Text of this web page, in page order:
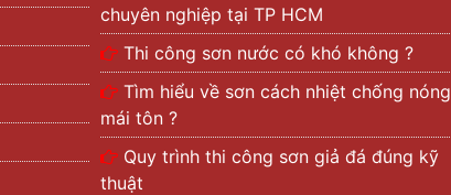
chuyên nghiệp tại TP HCM
Thi công sơn nước có khó không ?
Tìm hiểu về sơn cách nhiệt chống nóng
mái tôn ?
Quy trình thi công sơn giả đá đúng kỹ
thuật